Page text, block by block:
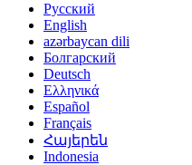
Русский
English
azərbaycan dili
Болгарский
Deutsch
Ελληνικά
Español
Français
Հայերեն
Indonesia